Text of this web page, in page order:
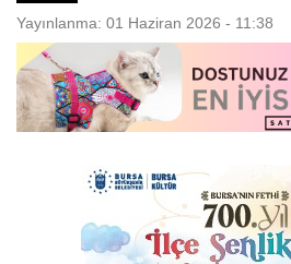
Yayınlanma: 01 Haziran 2026 - 11:38